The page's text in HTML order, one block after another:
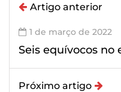
Artigo anterior
1 de março de 2022
Seis equívocos no
Próximo artigo